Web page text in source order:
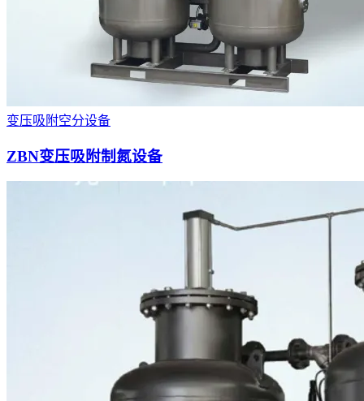
变压吸附空分设备
ZBN变压吸附制氮设备